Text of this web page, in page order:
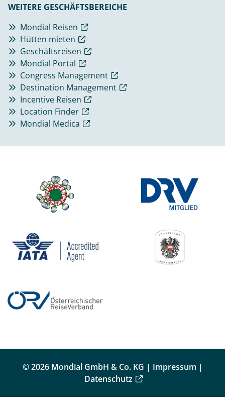
WEITERE GESCHÄFTSBEREICHE
Mondial Reisen
Hütten mieten
Geschäftsreisen
Mondial Portal
Congress Management
Destination Management
Incentive Reisen
Location Finder
Mondial Medica
© 2026 Mondial GmbH & Co. KG | Impressum |
Datenschutz